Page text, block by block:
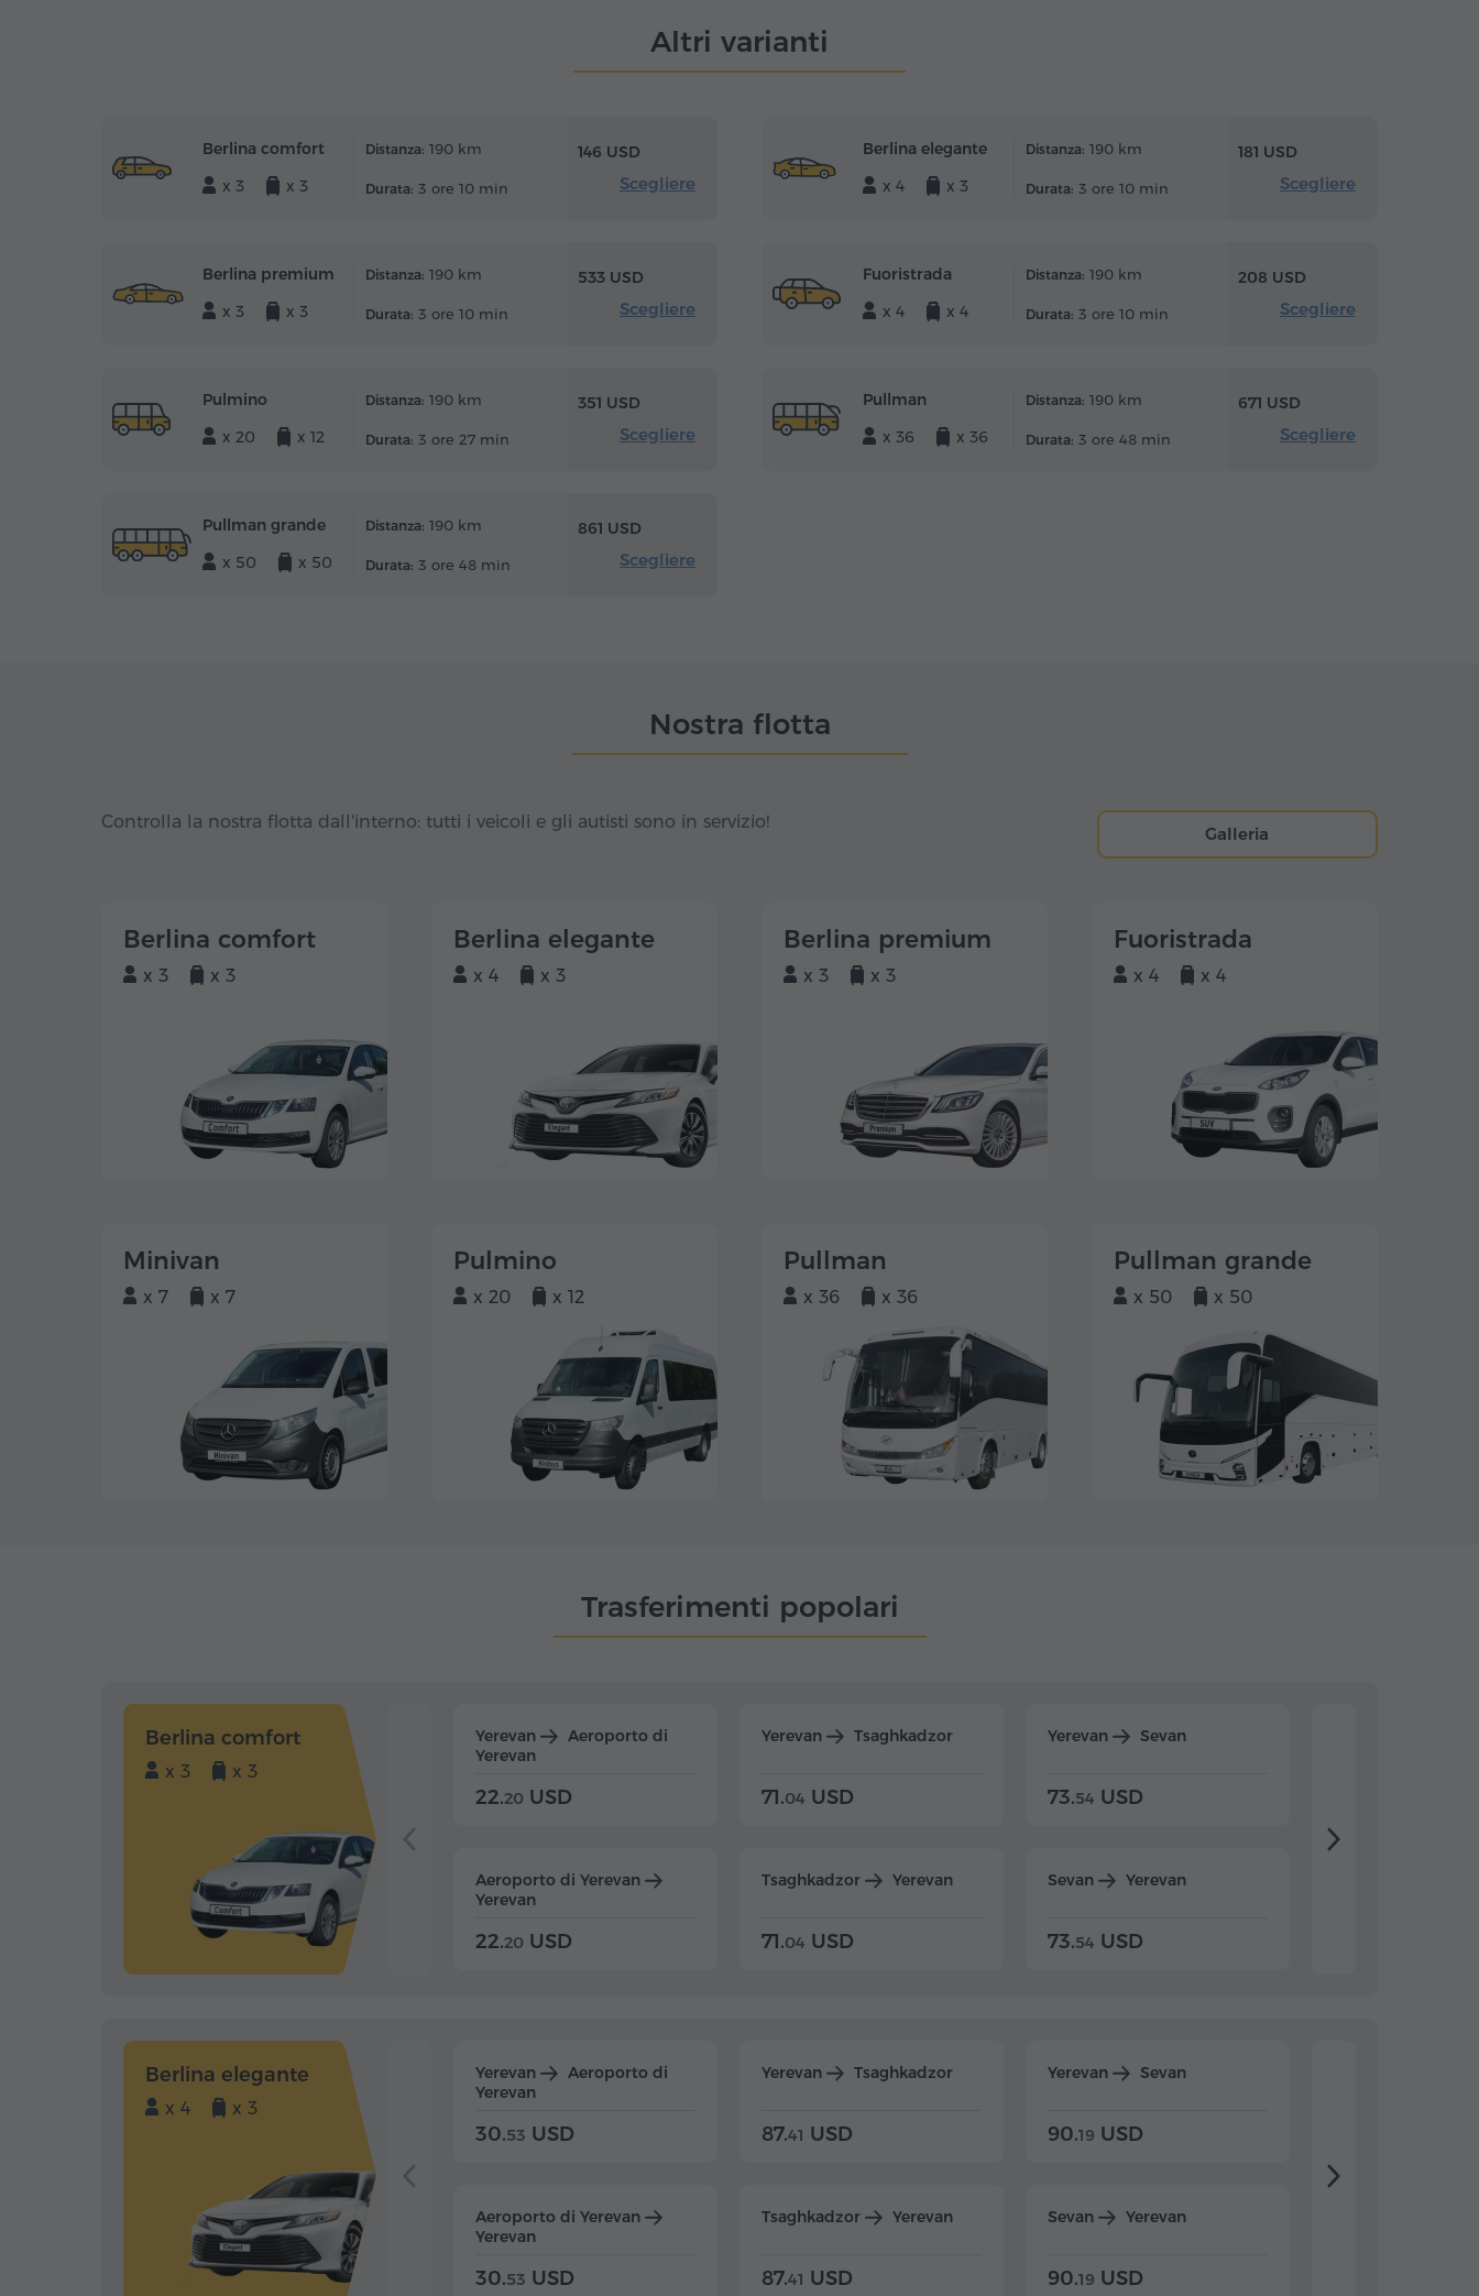
Altri varianti
Berlina comfort
x 3
x 3
Distanza: 190 km
Durata: 3 ore 10 min
146 USD
Scegliere
Berlina elegante
x 4
x 3
Distanza: 190 km
Durata: 3 ore 10 min
181 USD
Scegliere
Berlina premium
x 3
x 3
Distanza: 190 km
Durata: 3 ore 10 min
533 USD
Scegliere
Fuoristrada
x 4
x 4
Distanza: 190 km
Durata: 3 ore 10 min
208 USD
Scegliere
Pulmino
x 20
x 12
Distanza: 190 km
Durata: 3 ore 27 min
351 USD
Scegliere
Pullman
x 36
x 36
Distanza: 190 km
Durata: 3 ore 48 min
671 USD
Scegliere
Pullman grande
x 50
x 50
Distanza: 190 km
Durata: 3 ore 48 min
861 USD
Scegliere
Nostra flotta
Controlla la nostra flotta dall'interno: tutti i veicoli e gli autisti sono in servizio!
Galleria
Berlina comfort
x 3 x 3
Berlina elegante
x 4 x 3
Berlina premium
x 3 x 3
Fuoristrada
x 4 x 4
Minivan
x 7 x 7
Pulmino
x 20 x 12
Pullman
x 36 x 36
Pullman grande
x 50 x 50
Trasferimenti popolari
Berlina comfort
x 3 x 3
Yerevan
Aeroporto di
Yerevan
22.20 USD
Aeroporto di Yerevan
Yerevan
22.20 USD
Yerevan Tsaghkadzor
71.04 USD
Tsaghkadzor Yerevan
71.04 USD
Yerevan Sevan
73.54 USD
Sevan Yerevan
73.54 USD
Berlina elegante
x 4 x 3
Yerevan
Aeroporto di
Yerevan
30.53 USD
Aeroporto di Yerevan
Yerevan
30.53 USD
Yerevan Tsaghkadzor
87.41 USD
Tsaghkadzor Yerevan
87.41 USD
Yerevan Sevan
90.19 USD
Sevan Yerevan
90.19 USD